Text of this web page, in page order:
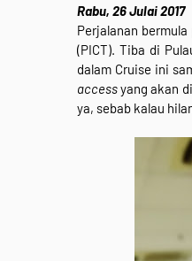
Rabu, 26 Julai 2017
Perjalanan
(PICT). Tiba di
dalam Cruise ini
accessyang akan
ya, sebab kalau